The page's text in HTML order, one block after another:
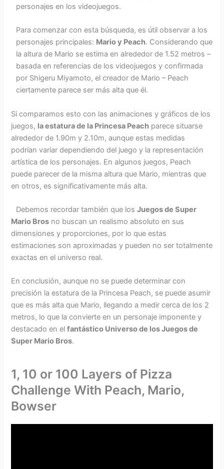
personajes en los videojuegos.
Para comenzar con esta búsqueda, es útil observar a los
personajes principales: Mario y Peach. Considerando que
la altura de Mario se estima en alrededor de 1.52 metros –
basada en referencias de los videojuegos y confirmada
por Shigeru Miyamoto, el creador de Mario – Peach
ciertamente parece ser más alta que él.
Si comparamos esto con las animaciones y gráficos de los
juegos, la estatura de la Princesa Peach parece situarse
alrededor de 1.90m y 2.10m, aunque estas medidas
podrían variar dependiendo del juego y la representación
artística de los personajes. En algunos juegos, Peach
puede parecer de la misma altura que Mario, mientras que
en otros, es significativamente más alta.
Debemos recordar también que losJuegos de Super
Mario Bros no buscan un realismo absoluto en sus
dimensiones y proporciones, por lo que estas
estimaciones son aproximadas y pueden no ser totalmente
exactas en el universo real.
En conclusión, aunque no se puede determinar con
precisión la estatura de la Princesa Peach, se puede asumir
que es más alta que Mario, llegando a medir cerca de los 2
metros, lo que la convierte en un personaje imponente y
destacado en elfantástico Universo de los Juegos de
Super Mario Bros.
1, 10 or 100 Layers of Pizza
Challenge With Peach, Mario,
Bowser